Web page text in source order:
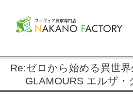
Re:ゼロから始める異世
GLAMOURS エルザ・